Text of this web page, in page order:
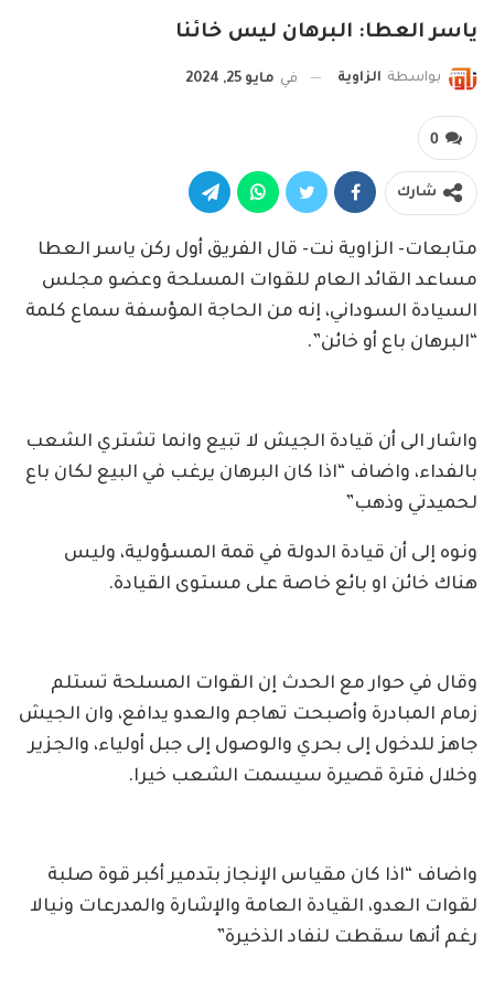
ياسر العطا: البرهان ليس خائنا
بواسطة الزاوية في مايو 25, 2024
0
شارك
متابعات- الزاوية نت- قال الفريق أول ركن ياسر العطا
مساعد القائد العام للقوات المسلحة وعضو مجلس
السيادة السوداني، إنه من الحاجة المؤسفة سماع كلمة
“البرهان باع أو خائن”.
واشار الى أن قيادة الجيش لا تبيع وانما تشتري الشعب
بالفداء، واضاف “اذا كان البرهان يرغب في البيع لكان باع
لحميدتي وذهب”
ونوه إلى أن قيادة الدولة في قمة المسؤولية، وليس
هناك خائن او بائع خاصة على مستوى القيادة.
وقال في حوار مع الحدث إن القوات المسلحة تستلم
زمام المبادرة وأصبحت تهاجم والعدو يدافع، وان الجيش
جاهز للدخول إلى بحري والوصول إلى جبل أولياء، والجزير
وخلال فترة قصيرة سيسمت الشعب خيرا.
واضاف “اذا كان مقياس الإنجاز بتدمير أكبر قوة صلبة
لقوات العدو، القيادة العامة والإشارة والمدرعات ونيالا
رغم أنها سقطت لنفاد الذخيرة”